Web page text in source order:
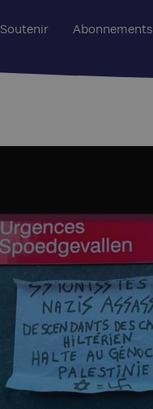
Soutenir Abonnements